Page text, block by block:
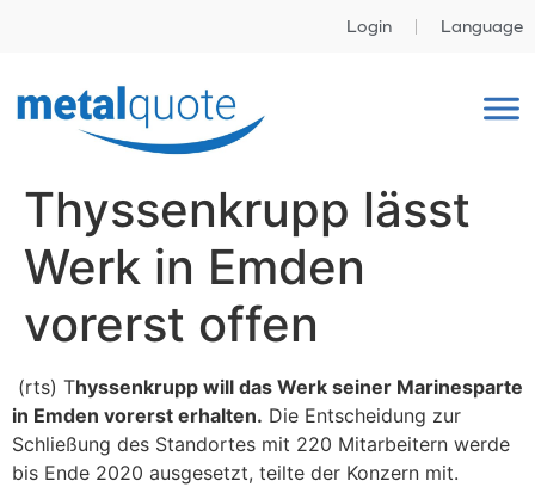
Login Language
Thyssenkrupp lässt
Werk in Emden
vorerst offen
(rts) Thyssenkrupp will das Werk seiner Marinesparte
in Emden vorerst erhalten. Die Entscheidung zur
Schließung des Standortes mit 220 Mitarbeitern werde
bis Ende 2020 ausgesetzt, teilte der Konzern mit.